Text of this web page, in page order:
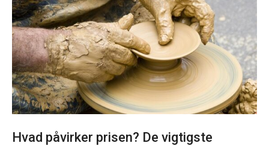
Hvad påvirker prisen? De vigtigste